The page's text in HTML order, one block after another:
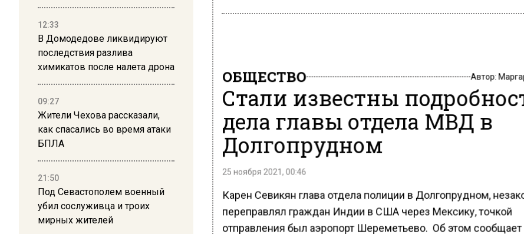
12:33
В Домодедове ликвидируют
последствия разлива
химикатов после налета дрона
09:27
Жители Чехова рассказали,
как спасались во время атаки
БПЛА
21:50
Под Севастополем военный
убил сослуживца и троих
мирных жителей
ОБЩЕСТВО Автор:
Стали известны
дела главы отдела МВД в
Долгопрудном
25 ноября 2021, 00:46
Карен Севикян глава отдела полиции в Долгопрудном,
переправлял граждан Индии в США через Мексику, точкой
отправления был аэропорт Шереметьево. Об этом